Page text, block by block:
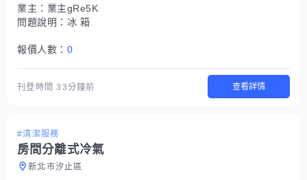
業主： 業主gRe5K
問題說明： 冰 箱
報價人數： 0
刊登時間33分鐘前 查看詳情
#清潔服務
房間分離式冷氣
新北市汐止區